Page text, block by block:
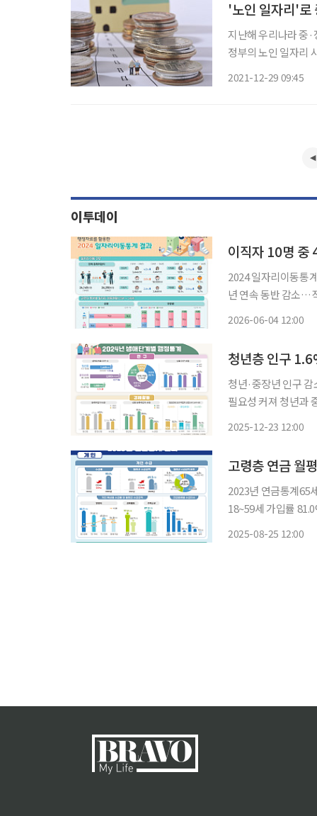
'노인 일자리'로
지난해 우리나라 중
정부의 노인 일자리
2021-12-29 09:45
이투데이
이직자 10명 중
2024 일자리이동통
년 연속 동반 감소…직장인 10
2026-06-04 12:00
청년·중장년 인구
필요성 커져 청년과 중장년 인구는 줄고 노년 인구는 빠르게 늘어나면서 우리 사회의 인구 구
2025-12-23 12:00
고령층 연금 월
2023년 연금통계
18~59세 가입률 81.0% 2023년 기준 연금을 받는 65세 이상 고령층의 연금 수급
2025-08-25 12:00